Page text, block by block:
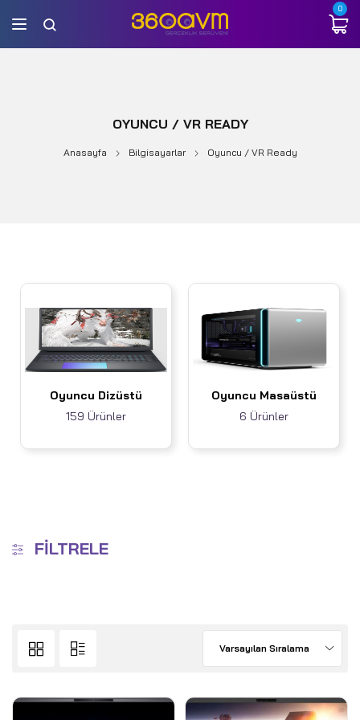
0
OYUNCU / VR READY
Anasayfa Bilgisayarlar Oyuncu / VR Ready
Oyuncu Dizüstü
159 Ürünler
Oyuncu Masaüstü
6 Ürünler
FILTRELE
Varsayılan Sıralama